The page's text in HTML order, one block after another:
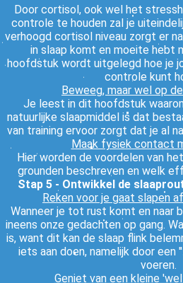
Door cortisol, ook wel het
controle te houden zal je
verhoogd cortisol niveau zorgt er
in slaap komt en moeite hebt
hoofdstuk wordt uitgelegd hoe je
controle kunt
Beweeg, maar wel op
Je leest in dit hoofdstuk
natuurlijke slaapmiddel is dat
van training ervoor zorgt dat je al
Maak fysiek contact
Hier worden de voordelen van
grounden beschreven en welk
Stap 5 - Ontwikkel de
Reken voor je gaat slapen
Wanneer je tot rust komt en naar
ineens onze gedachten op gang.
is, want dit kan de slaap flink
iets aan doen, namelijk door een
voeren.
Geniet van een kleine